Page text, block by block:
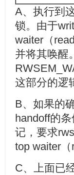
A、执行到
锁。由于
waiter（
并将其唤醒
这部分的逻
B、如果的
handoff的
记，要求
top waiter（
C、上面已